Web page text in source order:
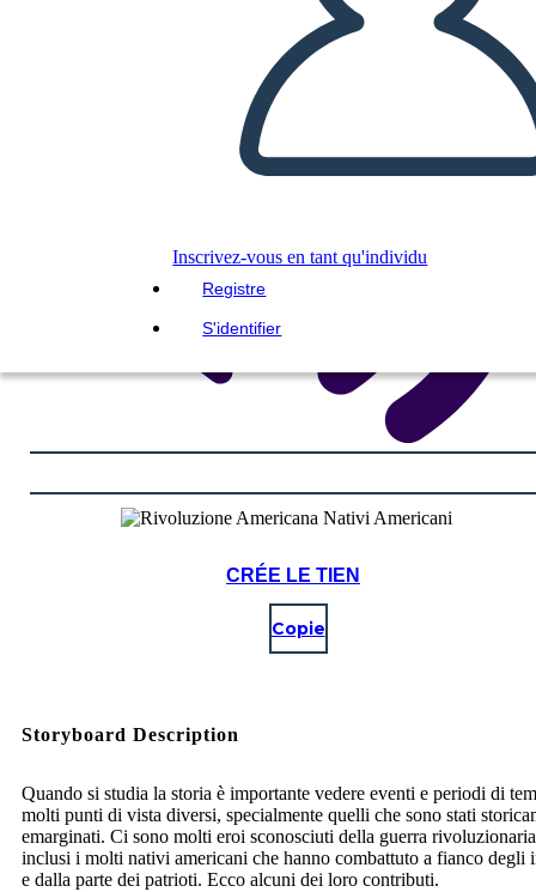
Inscrivez-vous en tant qu'individu
Registre
S'identifier
CRÉE LE TIEN
Copie
Storyboard Description
Quando si studia la storia è importante vedere eventi e periodi di
molti punti di vista diversi, specialmente quelli che sono stati
emarginati. Ci sono molti eroi sconosciuti della guerra
inclusi i molti nativi americani che hanno combattuto a fianco degli
e dalla parte dei patrioti. Ecco alcuni dei loro contributi.